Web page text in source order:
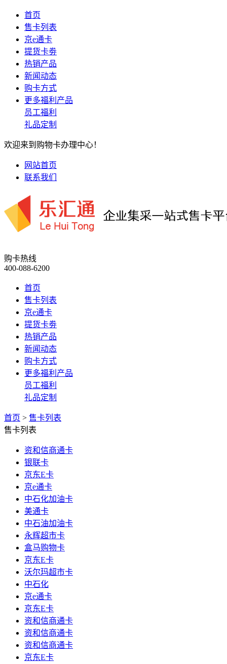
首页
售卡列表
京e通卡
提货卡劵
热销产品
新闻动态
购卡方式
更多福利产品
员工福利
礼品定制
欢迎来到购物卡办理中心！
网站首页
联系我们
购卡热线
400-088-6200
首页
售卡列表
京e通卡
提货卡劵
热销产品
新闻动态
购卡方式
更多福利产品
员工福利
礼品定制
首页 > 售卡列表
售卡列表
资和信商通卡
银联卡
京东E卡
京e通卡
中石化加油卡
美通卡
中石油加油卡
永辉超市卡
盒马购物卡
京东E卡
沃尔玛超市卡
中石化
京e通卡
京东E卡
资和信商通卡
资和信商通卡
资和信商通卡
京东E卡